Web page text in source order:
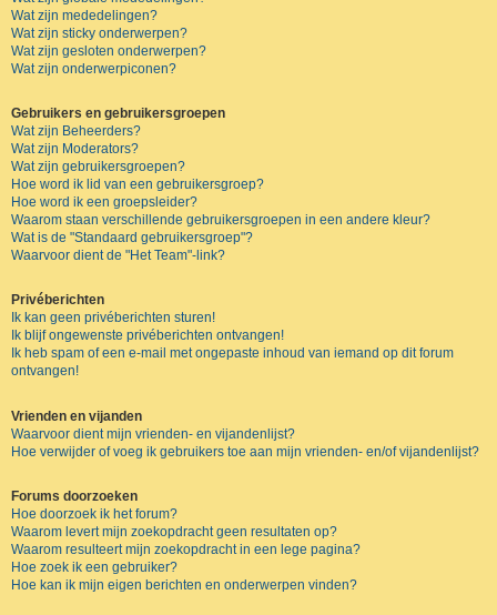
Wat zijn mededelingen?
Wat zijn sticky onderwerpen?
Wat zijn gesloten onderwerpen?
Wat zijn onderwerpiconen?
Gebruikers en gebruikersgroepen
Wat zijn Beheerders?
Wat zijn Moderators?
Wat zijn gebruikersgroepen?
Hoe word ik lid van een gebruikersgroep?
Hoe word ik een groepsleider?
Waarom staan verschillende gebruikersgroepen in een andere kleur?
Wat is de "Standaard gebruikersgroep"?
Waarvoor dient de "Het Team"-link?
Privéberichten
Ik kan geen privéberichten sturen!
Ik blijf ongewenste privéberichten ontvangen!
Ik heb spam of een e-mail met ongepaste inhoud van iemand op dit forum
ontvangen!
Vrienden en vijanden
Waarvoor dient mijn vrienden- en vijandenlijst?
Hoe verwijder of voeg ik gebruikers toe aan mijn vrienden- en/of vijandenlijst?
Forums doorzoeken
Hoe doorzoek ik het forum?
Waarom levert mijn zoekopdracht geen resultaten op?
Waarom resulteert mijn zoekopdracht in een lege pagina?
Hoe zoek ik een gebruiker?
Hoe kan ik mijn eigen berichten en onderwerpen vinden?